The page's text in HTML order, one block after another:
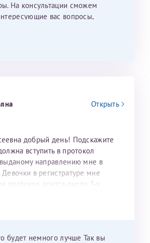
Вообще в данной клинике весь
вежливый и чуткий, прям приятно
волшебнику, без каких либо
Рафаилевич
На консультации сможем
вас вопросы,
Открыть
добрый день! Подскажите
вступить в протокол
направлению мне в
в регистратуре мне
протокол длится около 3-х
я должна находится в Питере.
год провести в Калининграде и
будет немного лучше Так вы